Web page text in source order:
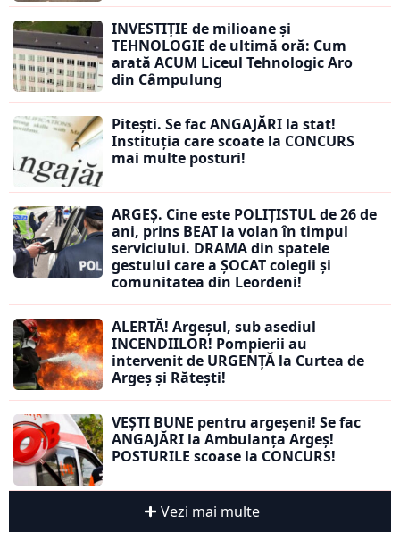
INVESTIȚIE de milioane și
TEHNOLOGIE de ultimă oră: Cum
arată ACUM Liceul Tehnologic Aro
din Câmpulung
Pitești. Se fac ANGAJĂRI la stat!
Instituția care scoate la CONCURS
mai multe posturi!
ARGEȘ. Cine este POLIȚISTUL de 26 de
ani, prins BEAT la volan în timpul
serviciului. DRAMA din spatele
gestului care a ȘOCAT colegii și
comunitatea din Leordeni!
ALERTĂ! Argeșul, sub asediul
INCENDIILOR! Pompierii au
intervenit de URGENȚĂ la Curtea de
Argeș și Rătești!
VEȘTI BUNE pentru argeșeni! Se fac
ANGAJĂRI la Ambulanța Argeș!
POSTURILE scoase la CONCURS!
Vezi mai multe